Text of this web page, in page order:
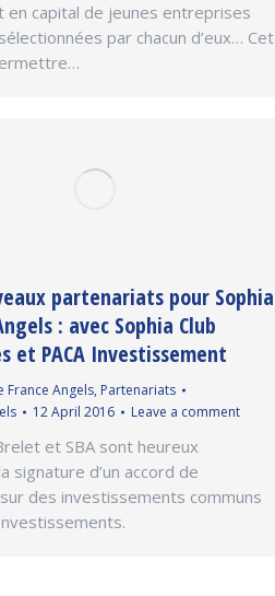
en capital de jeunes entreprises
par chacun d’eux… Cet
partenariats pour Sophia
: avec Sophia Club
et PACA Investissement
France Angels, Partenariats
12 April 2016 Leave a comment
et SBA sont heureux
signature d’un accord de
des investissements communs